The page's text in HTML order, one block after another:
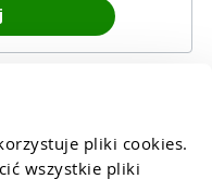
pliki cookies.
wszystkie pliki